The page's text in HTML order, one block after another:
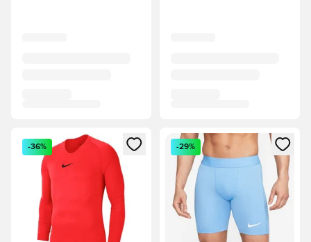
Ανοίγει ένα Modal για να συνδεθείτε ή να εγγραφείτε ως
-36%
Ανοίγει ένα Modal για να
-29%